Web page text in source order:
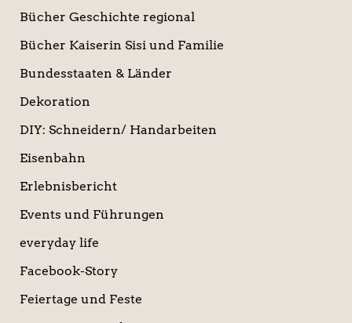
Bücher Geschichte regional
Bücher Kaiserin Sisi und Familie
Bundesstaaten & Länder
Dekoration
DIY: Schneidern/ Handarbeiten
Eisenbahn
Erlebnisbericht
Events und Führungen
everyday life
Facebook-Story
Feiertage und Feste